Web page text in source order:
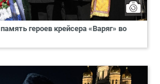
героев крейсера «Варяг» во